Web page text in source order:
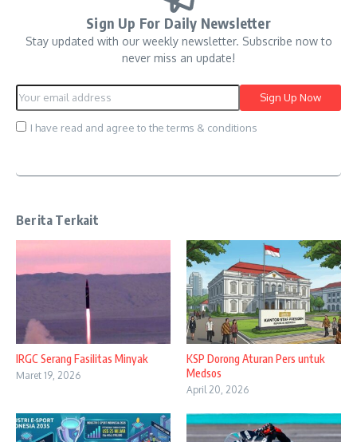
Sign Up For Daily Newsletter
Stay updated with our weekly newsletter. Subscribe now to
never miss an update!
I have read and agree to the terms & conditions
Berita Terkait
IRGC Serang Fasilitas Minyak
Maret 19, 2026
KSP Dorong Aturan Pers untuk
Medsos
April 20, 2026